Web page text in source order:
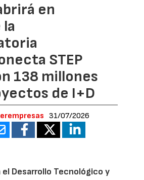
en
STEP
138 millones
de I+D
31/07/2026
el Desarrollo Tecnológico y